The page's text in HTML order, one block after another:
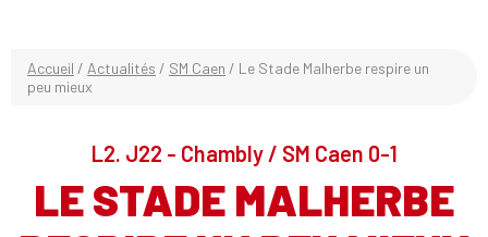
Accueil / Actualités / SM Caen / Le Stade Malherbe respire un
peu mieux
L2. J22 - Chambly / SM Caen 0-1
LE STADE MALHERBE